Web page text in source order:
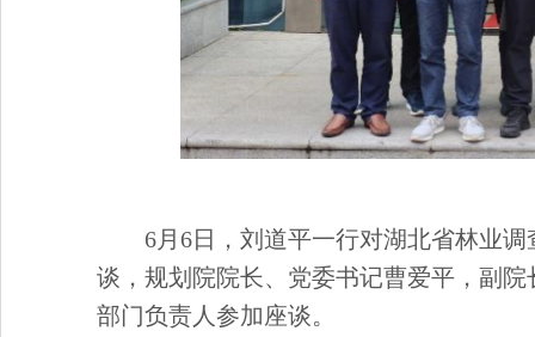
6月 6日，刘道平一行对湖北省林业
谈 ，规划院院长、党委书记曹爱平，副
部门负责人参加座谈。